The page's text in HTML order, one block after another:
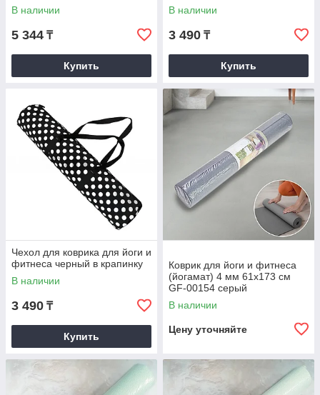
В наличии
5 344 ₸
Купить
В наличии
3 490 ₸
Купить
Чехол для коврика для йоги и
фитнеса черный в крапинку
В наличии
3 490 ₸
Купить
Коврик для йоги и фитнеса
(йогамат) 4 мм 61х173 см
GF-00154 серый
В наличии
Цену уточняйте